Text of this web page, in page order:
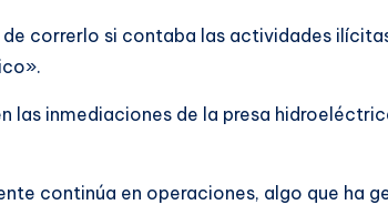
correrlo si contaba las actividades
las inmediaciones de la presa
continúa en operaciones, algo que ha